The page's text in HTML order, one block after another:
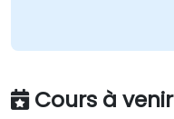
Cours à venir